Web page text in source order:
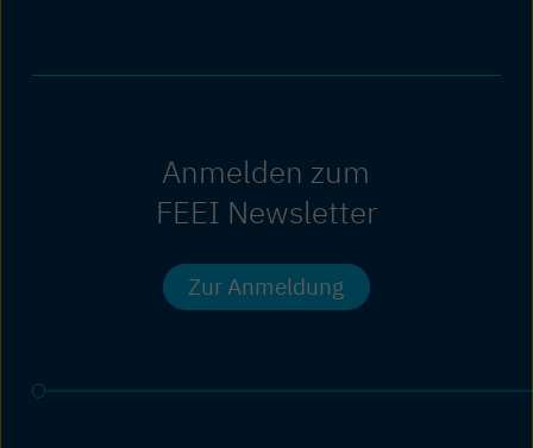
Anmelden zum
FEEI Newsletter
Zur Anmeldung